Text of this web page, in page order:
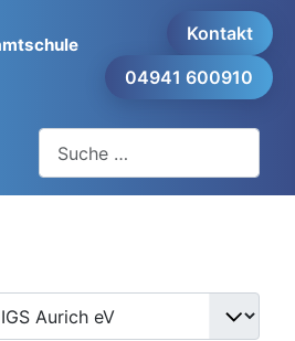
Kontakt
04941 600910